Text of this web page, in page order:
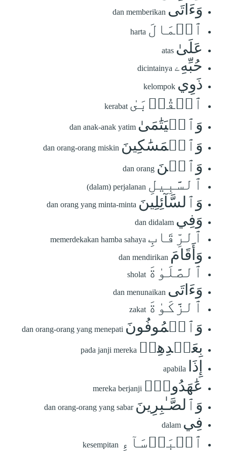
وَءَاتَى dan memberikan
ٱلۡمَالَ harta
عَلَىٰ atas
حُبِّهِۦ dicintainya
ذَوِي kelompok
ٱلۡقُرۡبَىٰ kerabat
وَٱلۡيَتَٰمَىٰ dan anak-anak yatim
وَٱلۡمَسَٰكِينَ dan orang-orang miskin
وَٱبۡنَ dan orang
ٱلسَّبِيلِ (dalam) perjalanan
وَٱلسَّآئِلِينَ dan orang yang minta-minta
وَفِي dan didalam
ٱلرِّقَابِ memerdekakan hamba sahaya
وَأَقَامَ dan mendirikan
ٱلصَّلَوٰةَ sholat
وَءَاتَى dan menunaikan
ٱلزَّكَوٰةَ zakat
وَٱلۡمُوفُونَ dan orang-orang yang menepati
بِعَهۡدِهِمۡ pada janji mereka
إِذَا apabila
عَٰهَدُواْۖ mereka berjanji
وَٱلصَّـٰبِرِينَ dan orang-orang yang sabar
فِي dalam
ٱلۡبَأۡسَآءِ kesempitan